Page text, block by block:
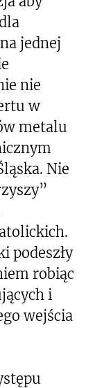
jednej
nie
w
metalu
Nie
podeszły
robiąc
i
wejścia